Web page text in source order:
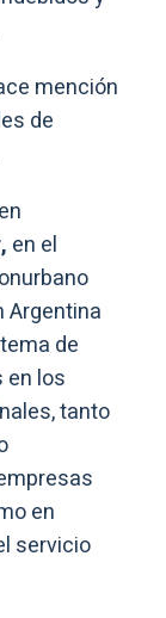
mención
de
en el
Argentina
de
los
tanto
en
servicio